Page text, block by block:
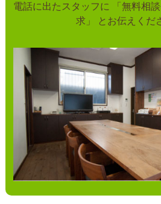
電話に出たスタッフに
「無料相
求」
とお伝えくだ